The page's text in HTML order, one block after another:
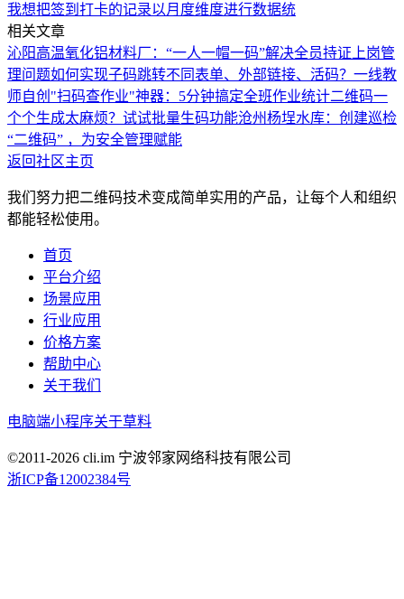
我想把签到打卡的记录以月度维度进行数据统
相关文章
沁阳高温氧化铝材料厂：“一人一帽一码”解决全员持证上岗管
理问题如何实现子码跳转不同表单、外部链接、活码？ 一线教
师自创"扫码查作业"神器：5分钟搞定全班作业统计二维码一
个个生成太麻烦？试试批量生码功能沧州杨埕水库：创建巡检
“二维码” ，为安全管理赋能
返回社区主页
我们努力把二维码技术变成简单实用的产品，让每个人和组织
都能轻松使用。
首页
平台介绍
场景应用
行业应用
价格方案
帮助中心
关于我们
电脑端小程序关于草料
©2011-2026 cli.im 宁波邻家网络科技有限公司
浙ICP备12002384号